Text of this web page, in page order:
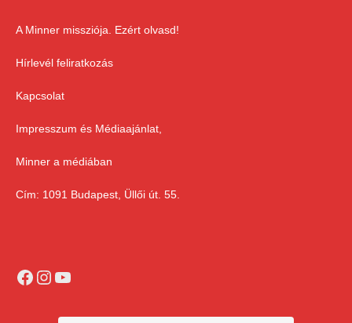
A Minner missziója. Ezért olvasd!
Hírlevél feliratkozás
Kapcsolat
Impresszum és Médiaajánlat,
Minner a médiában
Cím: 1091 Budapest, Üllői út. 55.
Facebook
Instagram
YouTube